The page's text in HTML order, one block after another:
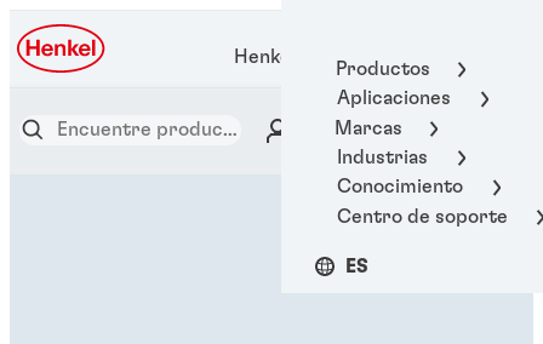
Productos
Aplicaciones
Marcas
Industrias
Conocimiento
Centro de soporte
ES
Henkel Adhesive Technologies